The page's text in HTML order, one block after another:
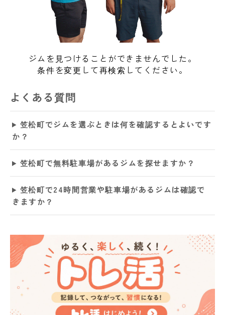
ジムを見つけることができませんでした。
条件を変更して再検索してください。
よくある質問
笠松町でジムを選ぶときは何を確認するとよいです
か？
笠松町で無料駐車場があるジムを探せますか？
笠松町で24時間営業や駐車場があるジムは確認で
きますか？